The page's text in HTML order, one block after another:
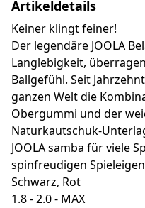
Artikeldetails
Keiner klingt feiner!
Der legendäre JOOLA
Langlebigkeit,
Ballgefühl. Seit
ganzen Welt die
Obergummi und der
Naturkautschuk-
JOOLA samba für viele
spinfreudigen
Schwarz, Rot
1.8 - 2.0 - MAX